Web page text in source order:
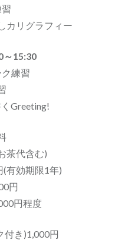
カリグラフィー
～15:30
練習
Greeting!
茶代含む)
(有効期限1年)
円
円程度
付き)1,000円